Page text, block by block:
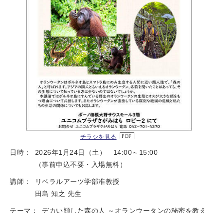
チラシを見る
日時：
2026年1月24日（土） 14:00～15:00
（事前申込不要・入場無料）
講師：
リベラルアーツ学部准教授
田島 知之 先生
テーマ：
デカい顔した森の人 ～オランウータンの秘密を教え